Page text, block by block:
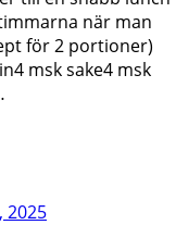
när man
för 2 portioner)
msk sake4 msk
2025